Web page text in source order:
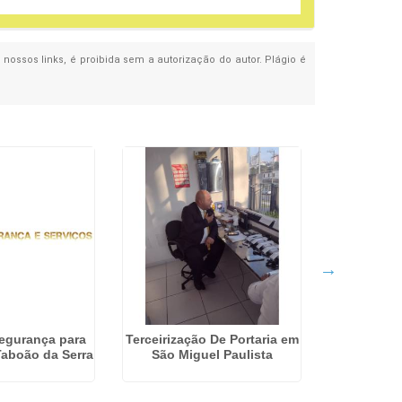
links, é proibida sem a autorização do autor. Plágio é
para
da Serra
Terceirização De Portaria em
São Miguel Paulista